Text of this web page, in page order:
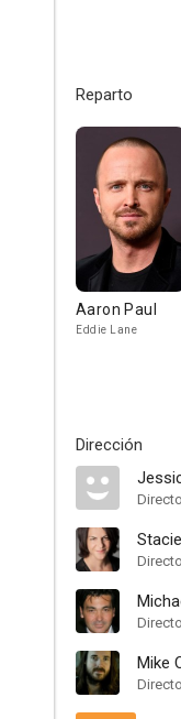
Reparto
Aaron Paul
Eddie Lane
Dirección
Mike